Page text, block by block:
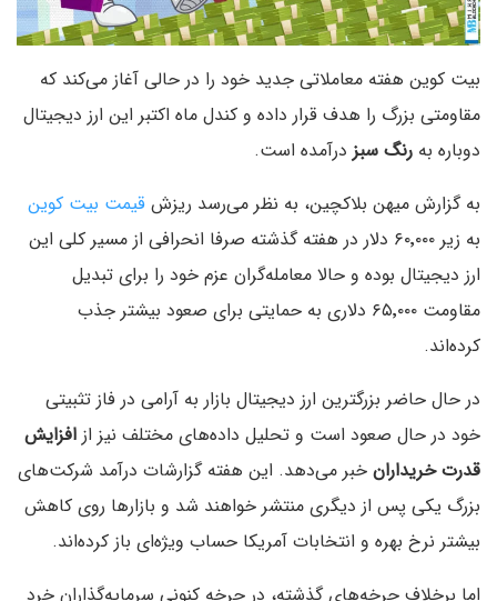
بیت کوین هفته معاملاتی جدید خود را در حالی آغاز می‌کند که
مقاومتی بزرگ را هدف قرار داده و کندل ماه اکتبر این ارز دیجیتال
دوباره به رنگ سبز درآمده است.
به گزارش میهن بلاکچین، به نظر می‌رسد ریزش قیمت بیت کوین
به زیر ۶۰٬۰۰۰ دلار در هفته گذشته صرفا انحرافی از مسیر کلی این
ارز دیجیتال بوده و حالا معامله‌گران عزم خود را برای تبدیل
مقاومت ۶۵٬۰۰۰ دلاری به حمایتی برای صعود بیشتر جذب
کرده‌اند.
در حال حاضر بزرگترین ارز دیجیتال بازار به آرامی در فاز تثبیتی
خود در حال صعود است و تحلیل داده‌های مختلف نیز از افزایش
قدرت خریداران خبر می‌دهد. این هفته گزارشات درآمد شرکت‌های
بزرگ یکی پس از دیگری منتشر خواهند شد و بازارها روی کاهش
بیشتر نرخ بهره و انتخابات آمریکا حساب ویژه‌ای باز کرده‌اند.
اما برخلاف چرخه‌های گذشته، در چرخه کنونی سرمایه‌گذاران خرد